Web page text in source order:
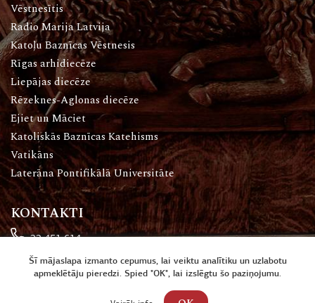
Vēstnesītis
Radio Marija Latvija
Katoļu Baznīcas Vēstnesis
Rīgas arhidiecēze
Liepājas diecēze
Rēzeknes-Aglonas diecēze
Ejiet un Māciet
Katoliskās Baznīcas Katehisms
Vatikāns
Laterāna Pontifikālā Universitāte
KONTAKTI
22 451 614
rgs.rti@gmail.com
Šī mājaslapa izmanto cepumus, lai veiktu analītiku un uzlabotu
apmeklētāju pieredzi. Spied "OK", lai izslēgtu šo paziņojumu.